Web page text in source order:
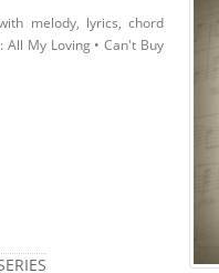
melody, lyrics, chord
My Loving • Can't Buy